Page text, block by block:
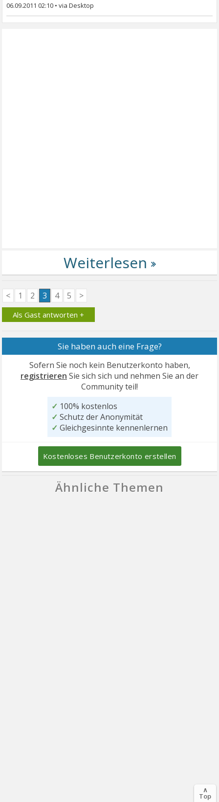
06.09.2011 02:10 •
< 1 2 3 4 5 >
Als Gast antworten +
Sie haben auch eine Frage?
Sofern Sie noch kein Benutzerkonto haben,
registrieren Sie sich sich und nehmen Sie an der
Community teil!
✓ 100% kostenlos
✓ Schutz der Anonymität
✓ Gleichgesinnte kennenlernen
Kostenloses Benutzerkonto erstellen
Ähnliche Themen
∧
Top